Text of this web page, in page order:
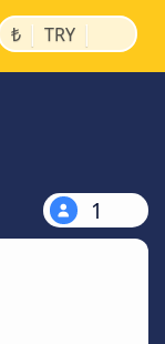
₺ | TRY |
1